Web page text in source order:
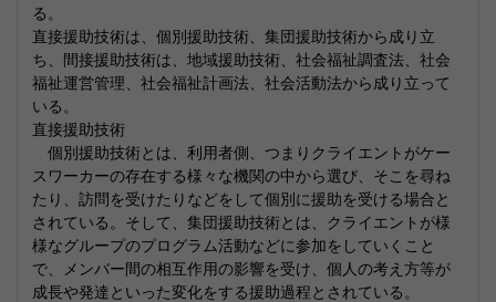
る。
直接援助技術は、個別援助技術、集団援助技術から成り立
ち、間接援助技術は、地域援助技術、社会福祉調査法、社会
福祉運営管理、社会福祉計画法、社会活動法から成り立って
いる。
直接援助技術
個別援助技術とは、利用者側、つまりクライエントがケー
スワーカーの存在する様々な機関の中から選び、そこを尋ね
たり、訪問を受けたりなどをして個別に援助を受ける場合と
されている。そして、集団援助技術とは、クライエントが様
様なグループのプログラム活動などに参加をしていくこと
で、メンバー間の相互作用の影響を受け、個人の考え方等が
成長や発達といった変化をする援助過程とされている。